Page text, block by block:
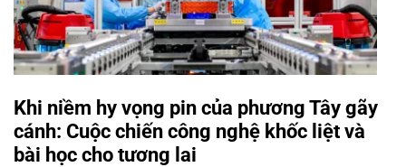
Khi niềm hy vọng pin của phương Tây gãy
cánh: Cuộc chiến công nghệ khốc liệt và
bài học cho tương lai